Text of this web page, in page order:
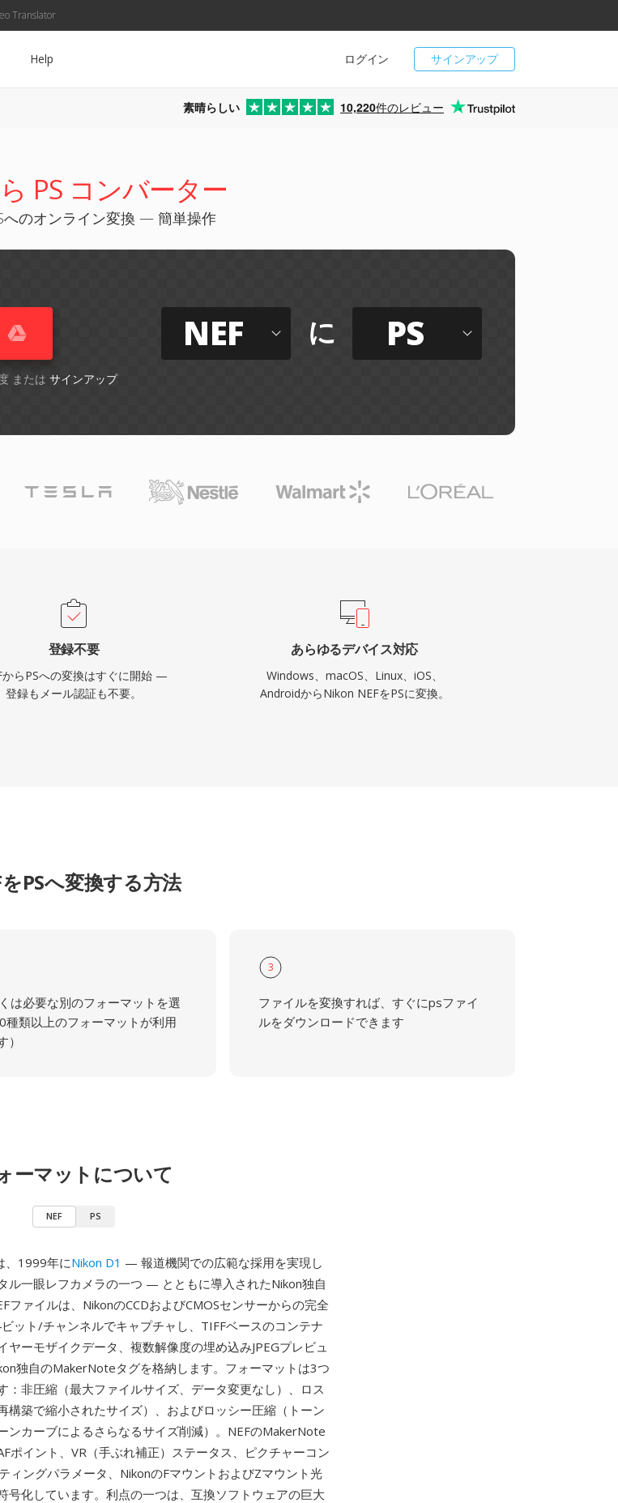
Translator
サインアップ
ログイン
Help
素晴らしい 10,220件のレビュー
PS コンバーター
へのオンライン変換 — 簡単操作
または サインアップ
NEF に PS
登録不要
からPSへの変換はすぐに開始 —
登録もメール認証も不要。
あらゆるデバイス対応
Windows、macOS、Linux、iOS、
AndroidからNikon NEFをPSに変換。
PSへ変換する方法
は必要な別のフォーマットを選
種類以上のフォーマットが利用
）
3
ファイルを変換すれば、すぐにpsファイ
ルをダウンロードできます
ーマットについて
NEF PS
、1999年にNikon D1 — 報道機関での広範な採用を実現し
ル一眼レフカメラの一つ — とともに導入されたNikon独自
ファイルは、NikonのCCDおよびCMOSセンサーからの完全
ット/チャンネルでキャプチャし、TIFFベースのコンテナ
ヤーモザイクデータ、複数解像度の埋め込みJPEGプレビュ
独自のMakerNoteタグを格納します。フォーマットは3つ
：非圧縮（最大ファイルサイズ、データ変更なし）、ロス
構築で縮小されたサイズ）、およびロッシー圧縮（トーン
ンカーブによるさらなるサイズ削減）。NEFのMakerNote
ポイント、VR（手ぶれ補正）ステータス、ピクチャーコン
ィングパラメータ、NikonのFマウントおよびZマウント光
号化しています。利点の一つは、互換ソフトウェアの巨大